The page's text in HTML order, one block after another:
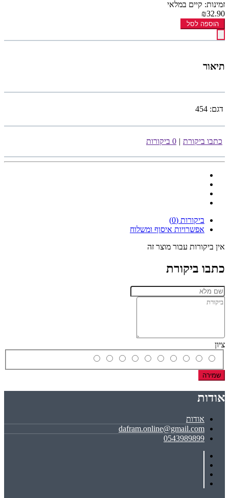
זמינות: קיים במלאי
₪32.90
הוספה לסל
תיאור
דגם: 454
כתבו ביקורת | 0 ביקורות
ביקורות (0)
אפשרויות איסוף ומשלוח
אין ביקורות עבור מוצר זה
כתבו ביקורת
ציון
שמירה
אודות
אודות
dafram.online@gmail.com
0543989899